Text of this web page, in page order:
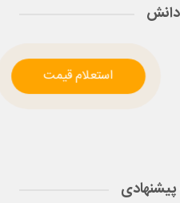
استعلام قیمت